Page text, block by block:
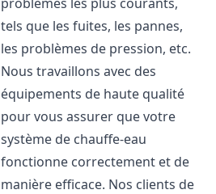
tels que les fuites, les pannes,
les problèmes de pression, etc.
Nous travaillons avec des
équipements de haute qualité
pour vous assurer que votre
système de chauffe-eau
fonctionne correctement et de
manière efficace. Nos clients de